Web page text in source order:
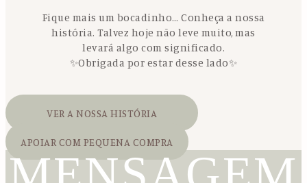
Fique mais um bocadinho… Conheça a nossa
história. Talvez hoje não leve muito, mas
levará algo com significado.
✨Obrigada por estar desse lado✨
VER A NOSSA HISTÓRIA
APOIAR COM PEQUENA COMPRA